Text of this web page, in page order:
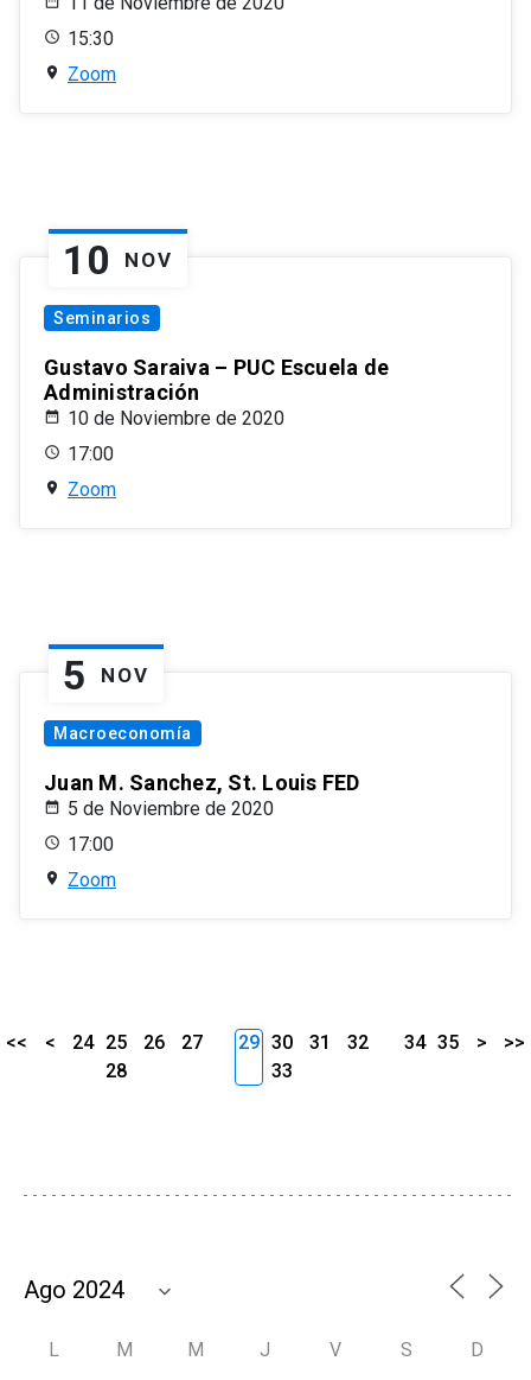
15:30
Zoom
10 NOV
Seminarios
Gustavo Saraiva – PUC Escuela de
Administración
10 de Noviembre de 2020
17:00
Zoom
5 NOV
Macroeconomía
Juan M. Sanchez, St. Louis FED
5 de Noviembre de 2020
17:00
Zoom
<< < 24 25 26
27
28
29 30 31
32
33
34 35 > >>
L M M J V S D